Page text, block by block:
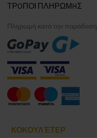
ΤΡOΠΟΙ ΠΛΗΡΩΜHΣ
Πληρωμή κατά την παράδοση
ΚΟΚΟΥΛΈΤΕΡ